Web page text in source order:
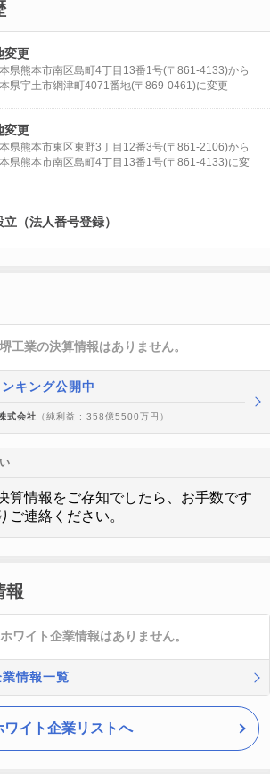
変更
本県熊本市南区島町4丁目13番1号(〒861-4133)から
県宇土市網津町4071番地(〒869-0461)に変更
変更
本県熊本市東区東野3丁目12番3号(〒861-2106)から
県熊本市南区島町4丁目13番1号(〒861-4133)に変
立（法人番号登録）
工業の決算情報はありません。
キング公開中
式会社 （純利益 : 358億5500万円）
算情報をご存知でしたら、お手数です
ご連絡ください。
報
ワイト企業情報はありません。
情報一覧
ワイト企業リストへ